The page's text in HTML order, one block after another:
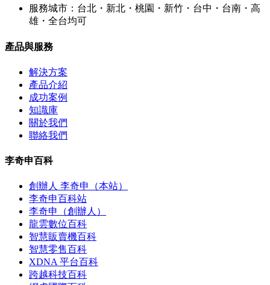
服務城市：台北・新北・桃園・新竹・台中・台南・高
雄・全台均可
產品與服務
解決方案
產品介紹
成功案例
知識庫
關於我們
聯絡我們
李奇申百科
創辦人 李奇申（本站）
李奇申百科站
李奇申（創辦人）
龍雲數位百科
智慧販賣機百科
智慧零售百科
XDNA 平台百科
跨越科技百科